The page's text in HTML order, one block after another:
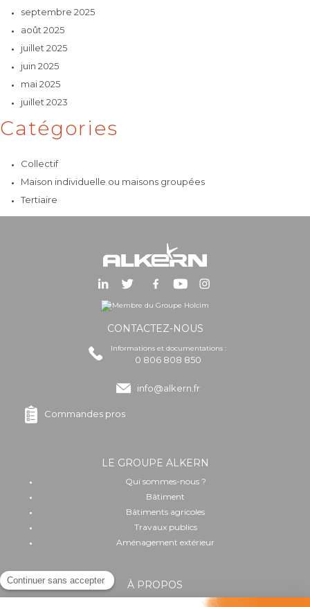
septembre 2025
août 2025
juillet 2025
juin 2025
mai 2025
juillet 2023
Catégories
Collectif
Maison individuelle ou maisons groupées
Tertiaire
CONTACTEZ-NOUS
Informations et documentations :
0 806 808 850
info@alkern.fr
Commandes pros
LE GROUPE ALKERN
Qui sommes-nous ?
Bâtiment
Bâtiments agricoles
Travaux publics
Aménagement extérieur
À PROPOS